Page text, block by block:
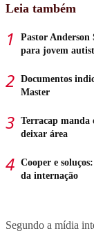
Leia também
Pastor Anderson
para jovem
Documentos
Master
Terracap manda
deixar área
Cooper e
da internação
Segundo a mídia